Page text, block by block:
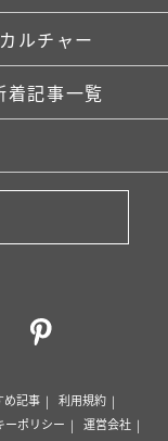
カルチャー
着記事一覧
め記事
利用規約
ーポリシー
運営会社